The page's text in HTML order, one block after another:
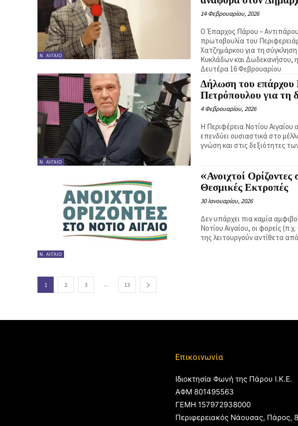
Ν. ΑΙΓΑΊΟ
14 Φεβρουαρίου, 2026
Ο Έπαρχος Πάρου –
πρωτοβουλία του
Χατζημάρκου για τη
Κυκλάδων και Δωδεκανήσου,
Δευτέρα 16 Φεβρουαρίου
Ν. ΑΙΓΑΊΟ
Δήλωση του
Πετρόπουλου για
4 Φεβρουαρίου, 2026
Η Περιφέρεια Νοτίου Αιγαίου
επενδύει ουσιαστικά στο
γνώση και στις δεξιότητες
Ν. ΑΙΓΑΊΟ
«Ανοιχτοί
Θεσμικές Εκτροπές
30 Ιανουαρίου, 2026
Δεν υπάρχει πια καμία
Νοτίου Αιγαίου, οι φορείς
της λειτουργούν αντίθετα
1 2 3 ... 13
Επικοινωνία
Ιδιοκτησία Φωνή της Πάρου Ι.Κ.Ε.
ΑΦΜ 801495563
ΓΕΜΗ 157972938000
Περιφερειακός Νάουσας, Πάρος,